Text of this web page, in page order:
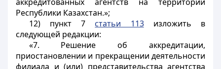
Республики Казахстан.»;
12) пункт 7 статьи 113изложить в
следующей редакции:
«7. Решение об аккредитации,
приостановлении и прекращении деятельности
филиала и (или) представительства агентства